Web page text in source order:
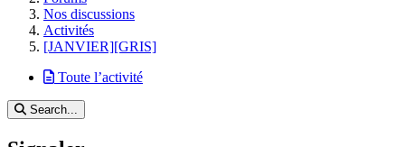
Nos discussions
Activités
[JANVIER][GRIS]
Toute l’activité
Search...